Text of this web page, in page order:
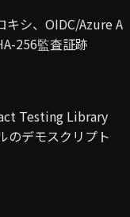
シ、OIDC/Azure A
256監査証跡
Testing Library
のデモスクリプト